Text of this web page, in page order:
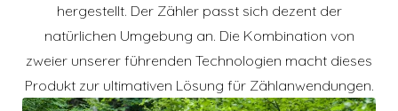
hergestellt. Der Zähler passt sich dezent der
natürlichen Umgebung an. Die Kombination von
zweier unserer führenden Technologien macht dieses
Produkt zur ultimativen Lösung für Zählanwendungen.